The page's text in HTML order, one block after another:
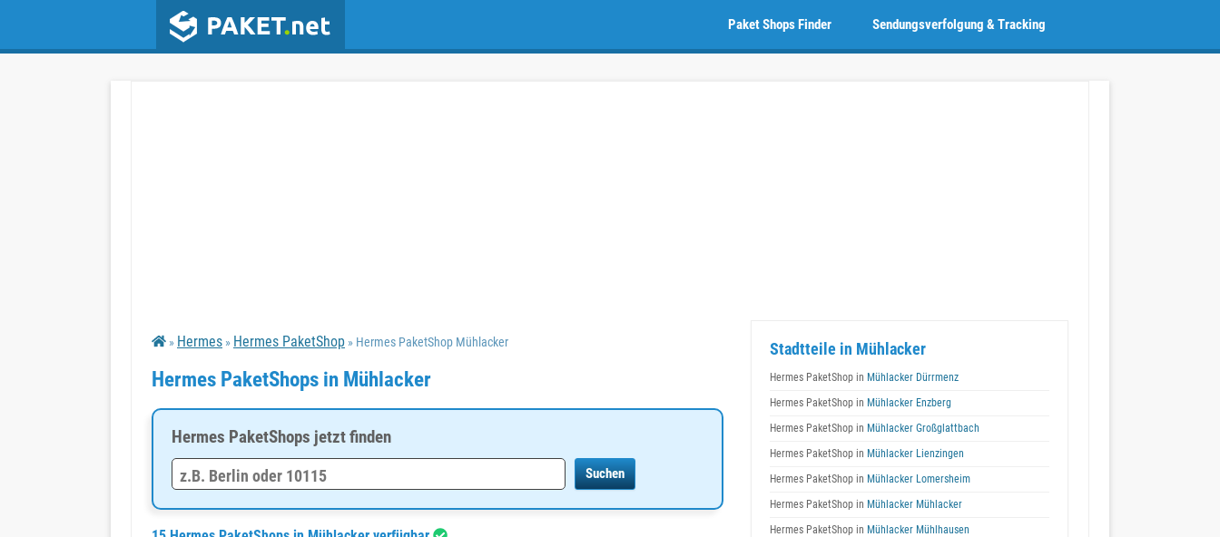
Sendungsverfolgung & Tracking
Paket Shops Finder
» Hermes » Hermes PaketShop » Hermes PaketShop Mühlacker
Hermes PaketShops in Mühlacker
Hermes PaketShops jetzt finden
Stadtteile in Mühlacker
Hermes PaketShop in Mühlacker Dürrmenz
Hermes PaketShop in Mühlacker Enzberg
Hermes PaketShop in Mühlacker Großglattbach
Hermes PaketShop in Mühlacker Lienzingen
Hermes PaketShop in Mühlacker Lomersheim
Hermes PaketShop in Mühlacker Mühlacker
Hermes PaketShop in Mühlacker Mühlhausen